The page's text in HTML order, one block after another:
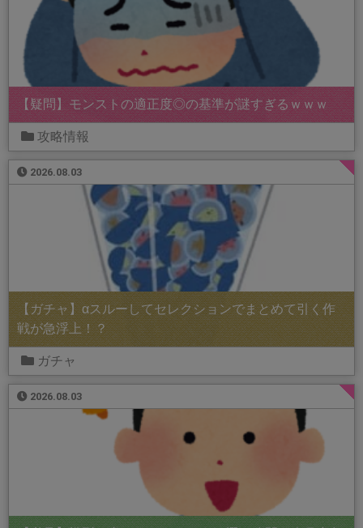
【疑問】モンストの適正度◎の基準が謎すぎるｗｗｗ
攻略情報
2026.08.03
【ガチャ】αスルーしてセレクションでまとめて引く作
戦が急浮上！？
ガチャ
2026.08.03